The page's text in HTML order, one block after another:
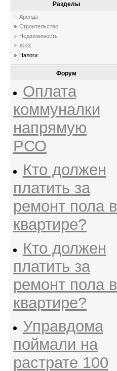
Разделы
Аренда
Строительство
Недвижимость
ЖКХ
Налоги
Форум
Оплата
коммуналки
напрямую
РСО
Кто должен
платить за
ремонт пола в
квартире?
Кто должен
платить за
ремонт пола в
квартире?
Управдома
поймали на
растрате 100